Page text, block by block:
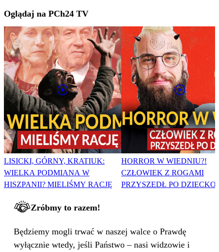
Oglądaj na PCh24 TV
LISICKI, GÓRNY, KRATIUK:
WIELKA PODMIANA W
HISZPANII? MIELIŚMY RACJĘ
HORROR W WIEDNIU?!
CZŁOWIEK Z ROGAMI
PRZYSZEDŁ PO DZIECKO
Zróbmy to razem!
Będziemy mogli trwać w naszej walce o Prawdę
wyłącznie wtedy, jeśli Państwo – nasi widzowie i